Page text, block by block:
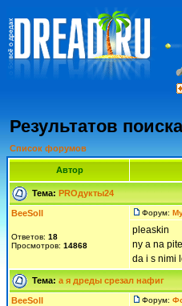
Результатов
Список форумов
Автор
Тема: PROдукты24
BeeSoll
Ответов: 18
Просмотров: 14868
Форум:
pleaskin
ny a na
da i s nimi
Тема: а я дреды срезал нафиг
BeeSoll Форум: